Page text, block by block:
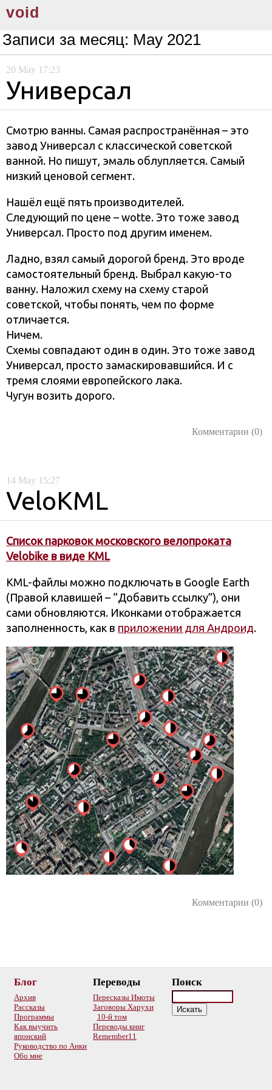
void
Записи за месяц: May 2021
20 May 17:23
Универсал
Смотрю ванны. Самая распространённая – это
завод Универсал с классической советской
ванной. Но пишут, эмаль облупляется. Самый
низкий ценовой сегмент.
Нашёл ещё пять производителей.
Следующий по цене – wotte. Это тоже завод
Универсал. Просто под другим именем.
Ладно, взял самый дорогой бренд. Это вроде
самостоятельный бренд. Выбрал какую-то
ванну. Наложил схему на схему старой
советской, чтобы понять, чем по форме
отличается.
Ничем.
Схемы совпадают один в один. Это тоже завод
Универсал, просто замаскировавшийся. И с
тремя слоями европейского лака.
Чугун возить дорого.
Комментарии (0)
14 May 15:27
VeloKML
Список парковок московского велопроката
Velobike в виде KML
KML-файлы можно подключать в Google Earth
(Правой клавишей – “Добавить ссылку”), они
сами обновляются. Иконками отображается
заполненность, как в приложении для Андроид.
Комментарии (0)
Блог
Архив
Рассказы
Программы
Как выучить
японский
Руководство по Анки
Обо мне
Переводы
Пересказы Имоты
Заговоры Харухи
10-й том
Переводы книг
Remember11
Поиск